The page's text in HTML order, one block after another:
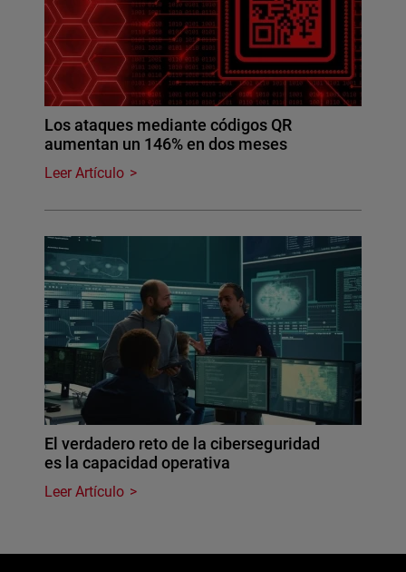
Los ataques mediante códigos QR
aumentan un 146% en dos meses
Leer Artículo
El verdadero reto de la ciberseguridad
es la capacidad operativa
Leer Artículo